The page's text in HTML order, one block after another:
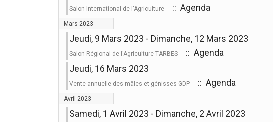
Salon International de l'Agriculture :: Agenda
Mars 2023
Jeudi, 9 Mars 2023 - Dimanche, 12 Mars 2023
Salon Régional de l'Agriculture TARBES
:: Agenda
Jeudi, 16 Mars 2023
Vente annuelle des mâles et génisses GDP :: Agenda
Avril 2023
Samedi, 1 Avril 2023 - Dimanche, 2 Avril 2023